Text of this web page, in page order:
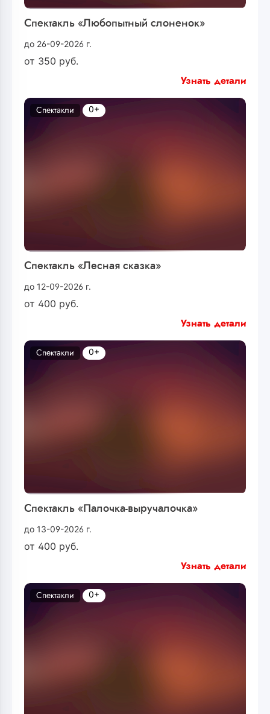
Спектакль «Любопытный слоненок»
до 26-09-2026 г.
от 350 руб.
Узнать детали
Спектакль «Лесная сказка»
до 12-09-2026 г.
от 400 руб.
Спектакли 0+
Узнать детали
Спектакль «Палочка-выручалочка»
до 13-09-2026 г.
от 400 руб.
Спектакли 0+
Узнать детали
Спектакли 0+